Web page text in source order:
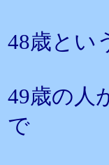
48歳とい
49歳の人
で